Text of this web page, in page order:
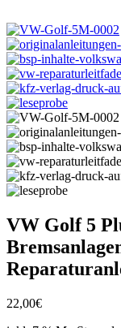
VW Golf 5
22,00€